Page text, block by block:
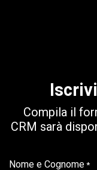
Compila il
CRM sarà
Nome e Cognome*